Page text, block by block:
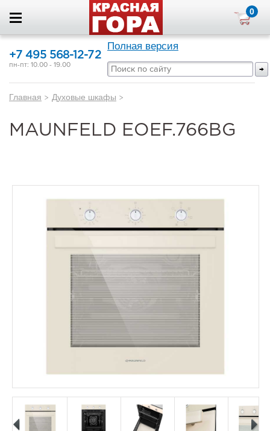
0
+7 495 568-12-72
пн-пт: 10.00 - 19.00
Полная версия
Главная > Духовые шкафы >
MAUNFELD EOEF.766BG